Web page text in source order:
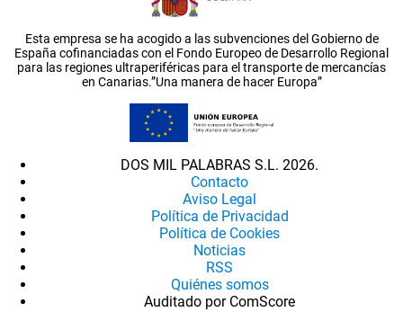
Esta empresa se ha acogido a las subvenciones del Gobierno de
España cofinanciadas con el Fondo Europeo de Desarrollo Regional
para las regiones ultraperiféricas para el transporte de mercancías
en Canarias.”Una manera de hacer Europa”
DOS MIL PALABRAS S.L. 2026.
Contacto
Aviso Legal
Política de Privacidad
Política de Cookies
Noticias
RSS
Quiénes somos
Auditado por ComScore